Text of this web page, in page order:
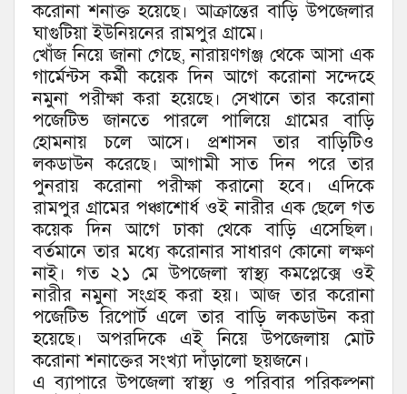
করোনা শনাক্ত হয়েছে। আক্রান্তের বাড়ি উপজেলার
ঘাগুটিয়া ইউনিয়নের রামপুর গ্রামে।
খোঁজ নিয়ে জানা গেছে, নারায়ণগঞ্জ থেকে আসা এক
গার্মেন্টস কর্মী কয়েক দিন আগে করোনা সন্দেহে
নমুনা পরীক্ষা করা হয়েছে। সেখানে তার করোনা
পজেটিভ জানতে পারলে পালিয়ে গ্রামের বাড়ি
হোমনায় চলে আসে। প্রশাসন তার বাড়িটিও
লকডাউন করেছে। আগামী সাত দিন পরে তার
পুনরায় করোনা পরীক্ষা করানো হবে। এদিকে
রামপুর গ্রামের পঞ্চাশোর্ধ ওই নারীর এক ছেলে গত
কয়েক দিন আগে ঢাকা থেকে বাড়ি এসেছিল।
বর্তমানে তার মধ্যে করোনার সাধারণ কোনো লক্ষণ
নাই। গত ২১ মে উপজেলা স্বাস্থ্য কমপ্লেক্সে ওই
নারীর নমুনা সংগ্রহ করা হয়। আজ তার করোনা
পজেটিভ রিপোর্ট এলে তার বাড়ি লকডাউন করা
হয়েছে। অপরদিকে এই নিয়ে উপজেলায় মোট
করোনা শনাক্তের সংখ্যা দাঁড়ালো ছয়জনে।
এ ব্যাপারে উপজেলা স্বাস্থ্য ও পরিবার পরিকল্পনা